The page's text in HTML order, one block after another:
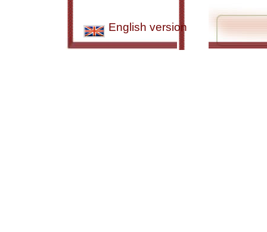
English version